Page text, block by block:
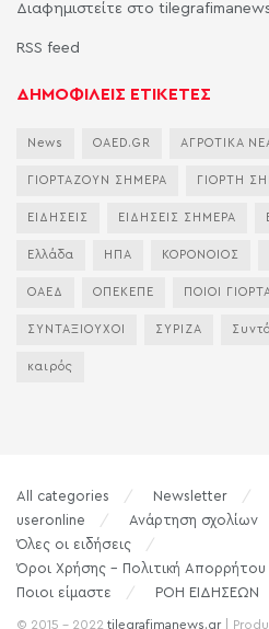
Διαφημιστείτε στο
RSS feed
ΔΗΜΟΦΙΛΕΙΣ ΕΤΙΚΕΤΕΣ
News OAED.GR ΑΓΡΟΤΙΚΑ
ΓΙΟΡΤΑΖΟΥΝ ΣΗΜΕΡΑ ΓΙΟΡΤΗ
ΕΙΔΗΣΕΙΣ ΕΙΔΗΣΕΙΣ ΣΗΜΕΡΑ
Ελλάδα ΗΠΑ ΚΟΡΟΝΟΙΟΣ
ΟΑΕΔ ΟΠΕΚΕΠΕ ΠΟΙΟΙ
ΣΥΝΤΑΞΙΟΥΧΟΙ ΣΥΡΙΖΑ
καιρός
All categories Newsletter
useronline
Ανάρτηση σχολίων
Όλες οι ειδήσεις
Όροι Χρήσης – Πολιτική
Ποιοι είμαστε
ΡΟΗ ΕΙΔΗΣΕΩΝ
© 2015 - 2022 tilegrafimanews.gr|